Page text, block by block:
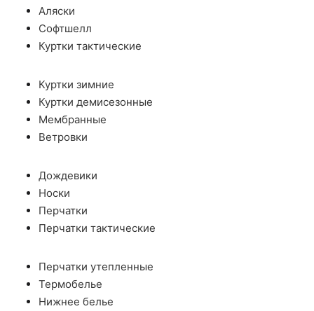
Аляски
Софтшелл
Куртки тактические
Куртки зимние
Куртки демисезонные
Мембранные
Ветровки
Дождевики
Носки
Перчатки
Перчатки тактические
Перчатки утепленные
Термобелье
Нижнее белье